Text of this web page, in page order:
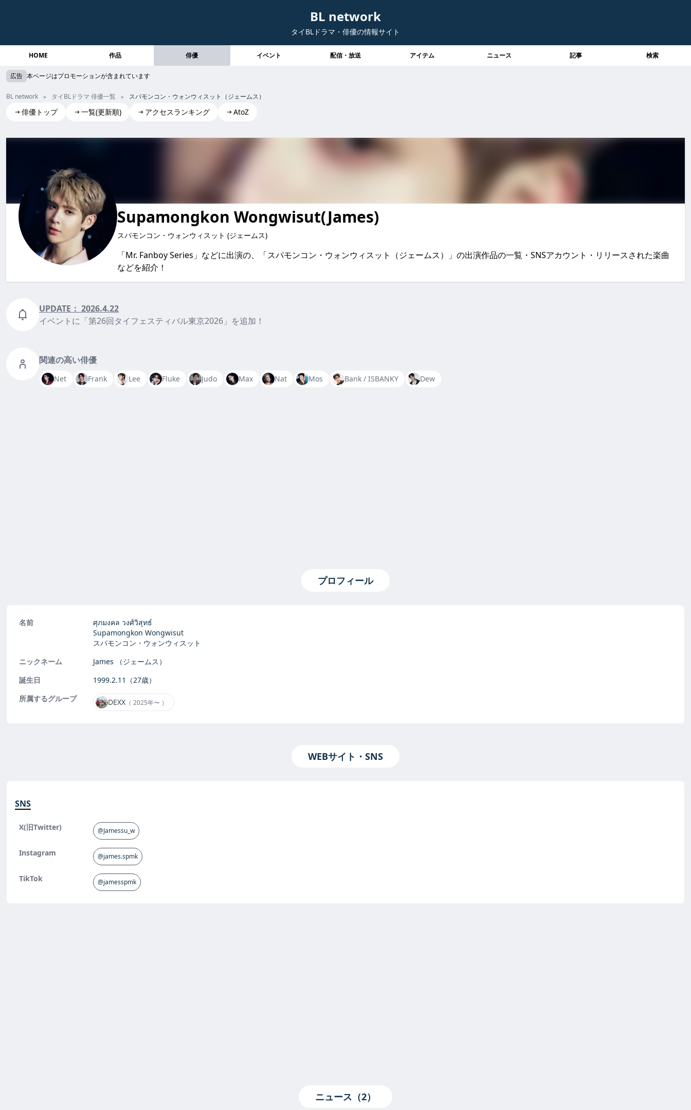
BL network
タイBLドラマ・俳優の情報サイト
HOME 作品 俳優 イベント 配信・放送 アイテム ニュース 記事 検索
広告 本ページはプロモーションが含まれています
BL network タイBLドラマ 俳優一覧 スパモンコン・ウォンウィスット（ジェームス）
俳優トップ 一覧(更新順) アクセスランキング AtoZ
Supamongkon Wongwisut(James)
スパモンコン・ウォンウィスット (ジェームス)
Supamongkon Wongwisut(James)
スパモンコン・ウォンウィスット (ジェームス)
「Mr. Fanboy Series」などに出演の、「スパモンコン・ウォンウィスット（ジェームス）」の出演作品の一覧・SNSアカウント・リリースされた楽曲
などを紹介！
UPDATE： 2026.4.22
イベントに「第26回タイフェスティバル東京2026」を追加！
関連の高い俳優
Net Frank Lee Fluke Judo Max Nat Mos Bank / ISBANKY Dew
プロフィール
名前
ศุภมงคล วงศ์วิสุทธ์
Supamongkon Wongwisut
スパモンコン・ウォンウィスット
ニックネーム
James
（ジェームス）
誕生日
1999.2.11
（27歳）
所属するグループ
DEXX （ 2025年〜 ）
WEBサイト・SNS
SNS
X(旧Twitter) @Jamessu_w
Instagram @james.spmk
TikTok @jamesspmk
ニュース（2）